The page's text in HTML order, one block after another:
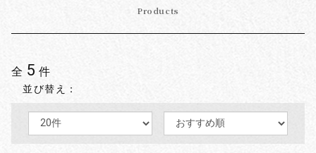
Products
全 5 件
並び替え：